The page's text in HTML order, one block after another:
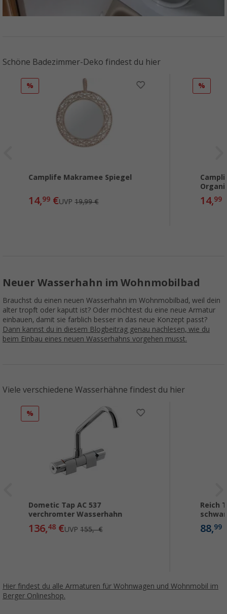
Schöne Badezimmer-Deko findest du hier
%
Camplife Makramee Spiegel
14,99 €UVP19,99 €
%
14,99
Neuer Wasserhahn im Wohnmobilbad
Brauchst du einen neuen Wasserhahn im Wohnmobilbad, weil dein
alter tropft oder kaputt ist? Oder möchtest du eine neue Armatur
einbauen, damit sie farblich besser in das neue Konzept passt?
Dann kannst du in diesem Blogbeitrag genau nachlesen, wie du
beim Einbau eines neuen Wasserhahns vorgehen musst.
Viele verschiedene Wasserhähne findest du hier
%
Dometic Tap AC 537
verchromter Wasserhahn
136,48 €UVP155,- €
Reich
88,99
Hier findest du alle Armaturen für Wohnwagen und Wohnmobil im
Berger Onlineshop.